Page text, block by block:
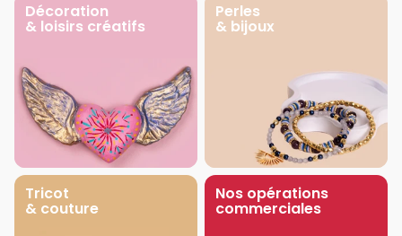
Décoration
& loisirs créatifs
Perles
& bijoux
Tricot
& couture
Nos opérations
commerciales